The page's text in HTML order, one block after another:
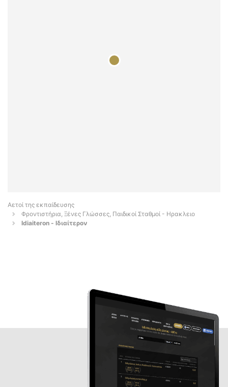
Αετοί της εκπαίδευσης
Φροντιστήρια, Ξένες Γλώσσες, Παιδικοί Σταθμοί - Ηρακλειο
Idiaiteron - Ιδιαίτερον